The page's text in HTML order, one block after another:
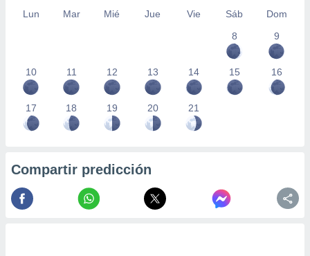
Lun Mar Mié Jue Vie Sáb
Dom
8
9
10 11 12 13 14 15 16
17 18 19 20 21
Compartir predicción